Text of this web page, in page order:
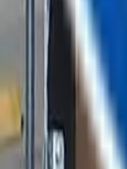
Chatea con nosotros